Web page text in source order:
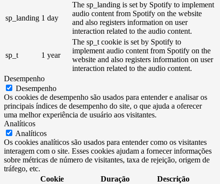
sp_landing 1 day
The sp_landing is set by Spotify to implement
audio content from Spotify on the website
and also registers information on user
interaction related to the audio content.
sp_t 1 year
The sp_t cookie is set by Spotify to
implement audio content from Spotify on the
website and also registers information on user
interaction related to the audio content.
Desempenho
Desempenho
Os cookies de desempenho são usados ​​para entender e analisar os
principais índices de desempenho do site, o que ajuda a oferecer
uma melhor experiência de usuário aos visitantes.
Analíticos
Analíticos
Os cookies analíticos são usados ​​para entender como os visitantes
interagem com o site. Esses cookies ajudam a fornecer informações
sobre métricas de número de visitantes, taxa de rejeição, origem de
tráfego, etc.
Cookie
Duração Descrição